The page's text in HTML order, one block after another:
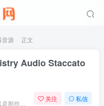
音源 正文
Audio Staccato
关注 私信